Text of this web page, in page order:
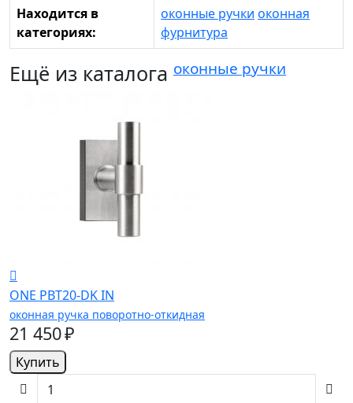
Находится в
категориях:
оконные ручки оконная
фурнитура
Ещё из каталога оконные ручки
ONE PBT20-DK IN
оконная ручка поворотно-откидная
21 450 ₽
Купить